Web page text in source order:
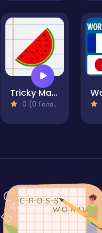
Tricky Math Quest
0 (0 Голосів)